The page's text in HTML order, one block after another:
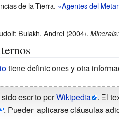
de la Tierra. «Agentes del
Bulakh, Andrei (2004).
tiene definiciones y otra
escrito porWikipedia . El
. Pueden aplicarse cláusulas